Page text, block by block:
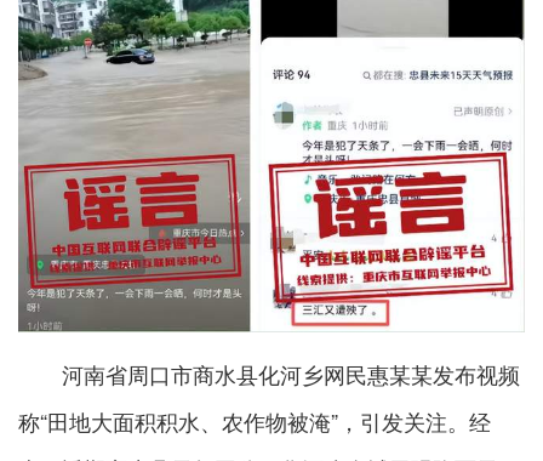
河南省周口市商水县化河乡网民惠某某发布视频
称“田地大面积积水、农作物被淹”，引发关注。经